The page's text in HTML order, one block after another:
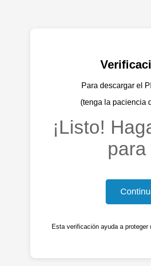
Para descargar el
(tenga la paciencia
¡Listo!
Esta verificación ayuda a